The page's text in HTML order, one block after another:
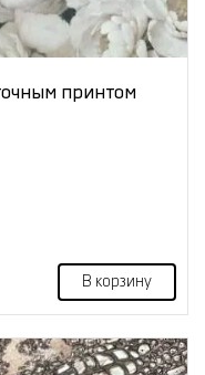
принтом
В корзину